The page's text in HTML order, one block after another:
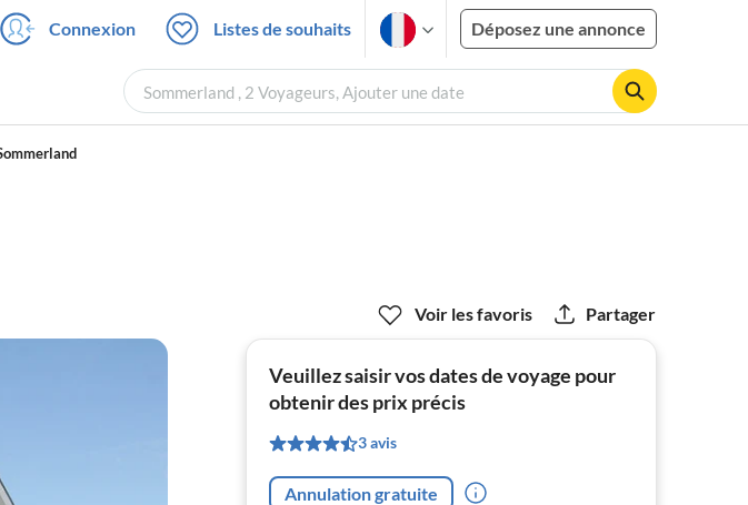
Connexion Listes de souhaits Déposez une annonce
Sommerland , 2 Voyageurs, Ajouter une date
Voir les favoris Partager
Veuillez saisir vos dates de voyage pour
obtenir des prix précis
3 avis
Annulation gratuite